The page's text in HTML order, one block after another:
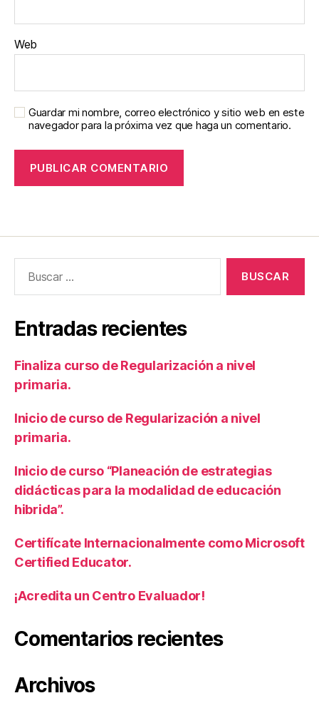
Web
Guardar mi nombre, correo electrónico y sitio web en este
navegador para la próxima vez que haga un comentario.
Entradas recientes
Finaliza curso de Regularización a nivel
primaria.
Inicio de curso de Regularización a nivel
primaria.
Inicio de curso “Planeación de estrategias
didácticas para la modalidad de educación
hibrida”.
Certifícate Internacionalmente como Microsoft
Certified Educator.
¡Acredita un Centro Evaluador!
Comentarios recientes
Archivos